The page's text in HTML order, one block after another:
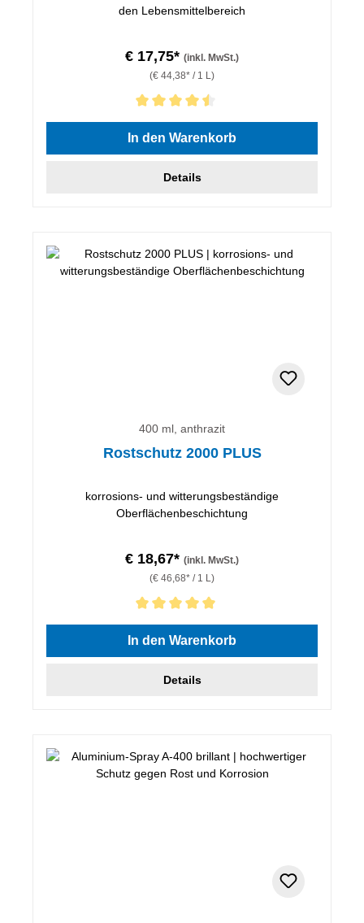
den Lebensmittelbereich
€ 17,75* (inkl. MwSt.)
(€ 44,38* / 1 L)
Durchschnittliche Bewertung von 4.5 von 5 Sternen
In den Warenkorb
Details
400 ml, anthrazit
Rostschutz 2000 PLUS
korrosions- und witterungsbeständige
Oberflächenbeschichtung
€ 18,67* (inkl. MwSt.)
(€ 46,68* / 1 L)
Durchschnittliche Bewertung von 5 von 5 Sternen
In den Warenkorb
Details